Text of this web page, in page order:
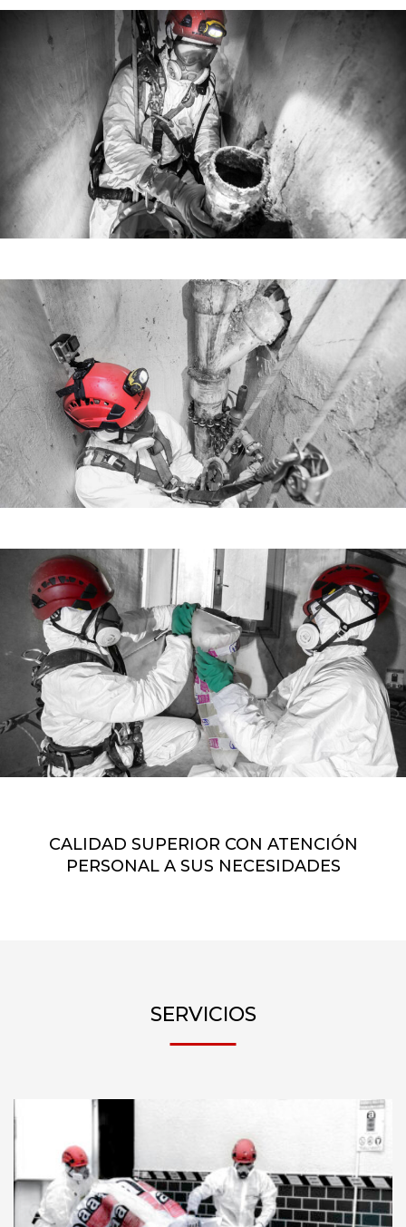
CALIDAD SUPERIOR CON ATENCIÓN
PERSONAL A SUS NECESIDADES
SERVICIOS